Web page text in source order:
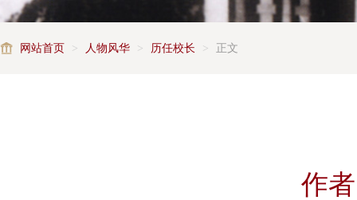
网站首页 > 人物风华 > 历任校长 > 正文
作